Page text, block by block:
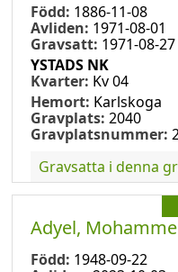
Född: 1886-11-08
Avliden: 1971-08-01
Gravsatt: 1971-08-27
YSTADS NK
Kvarter: Kv 04
Hemort: Karlskoga
Gravplats: 2040
Gravplatsnummer:
Gravsatta i denna
Adyel,
Född: 1948-09-22